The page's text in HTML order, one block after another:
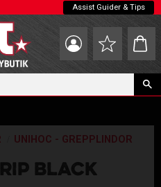
Assist Guider & Tips
Favoriter
UNIHOC - GREPPLINDOR
BLACK